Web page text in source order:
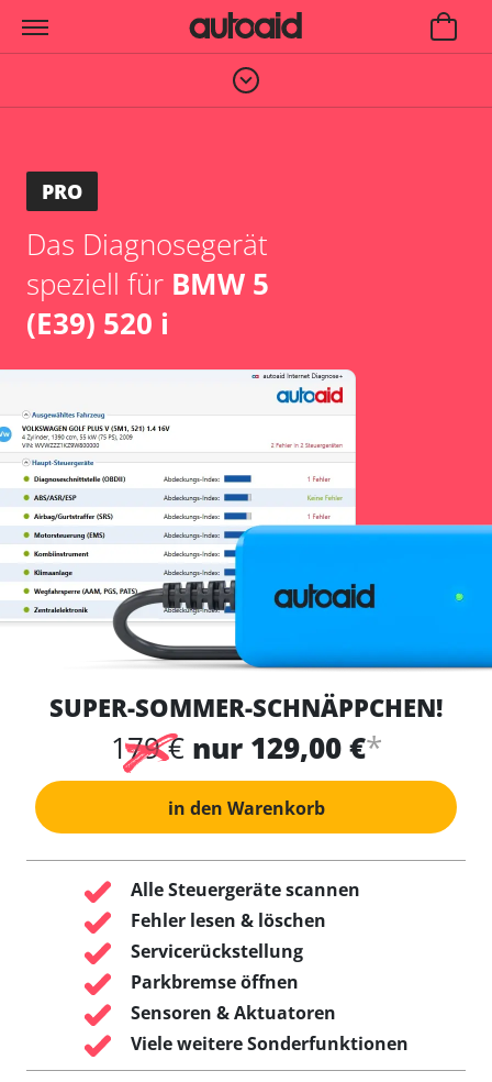
PRO
Das Diagnosegerät
speziell für BMW 5
(E39) 520 i
SUPER-SOMMER-SCHNÄPPCHEN!
179 € nur 129,00 €*
in den Warenkorb
Alle Steuergeräte scannen
Fehler lesen & löschen
Servicerückstellung
Parkbremse öffnen
Sensoren & Aktuatoren
Viele weitere Sonderfunktionen